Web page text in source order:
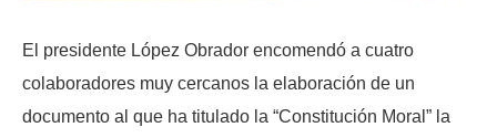
El presidente López Obrador encomendó a cuatro
colaboradores muy cercanos la elaboración de un
documento al que ha titulado la “Constitución Moral” la